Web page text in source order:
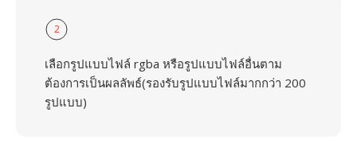
2
เลือกรูปแบบไฟล์ rgba หรือรูปแบบไฟล์อื่นตาม
ต้องการเป็นผลลัพธ์(รองรับรูปแบบไฟล์มากกว่า 200
รูปแบบ)